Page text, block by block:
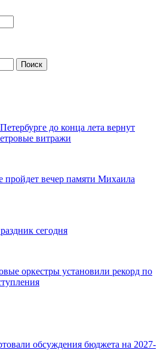
до конца лета вернут
витражи
пройдет вечер памяти Михаила
сегодня
оркестры установили рекорд по
обсуждения бюджета на 2027-